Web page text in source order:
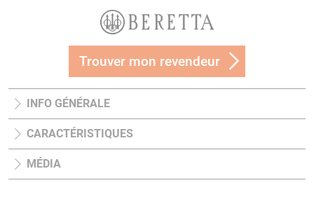
Trouver mon revendeur
INFO GÉNÉRALE
CARACTÉRISTIQUES
MÉDIA